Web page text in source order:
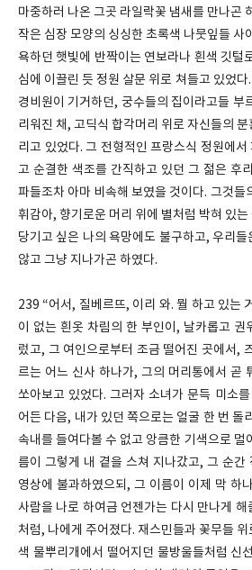
마중하러 나온 그곳 라일락꽃 냄새를 만나곤
작은 심장 모양의 싱싱한 초록색 나뭇잎들 사
욕하던 햇빛에 반짝이는 연보라나 흰색 깃털
심에 이끌린 듯 정원 살문 위로 쳐들고 있었
경비원이 기거하던, 궁수들의 집이라고들 부
리워진 채, 고딕식 합각머리 위로 자신들의
리고 있었다. 그 전형적인 프랑스식 정원에
고 순결한 색조를 간직하고 있던 그 젊은 후
파들조차 아마 비속해 보였을 것이다. 그것들
휘감아, 향기로운 머리 위에 별처럼 박혀 있
당기고 싶은 나의 욕망에도 불구하고, 우리들
않고 그냥 지나가곤 하였다.
239 “어서, 질베르뜨, 이리 와. 뭘 하고 있는
이 없는 흰옷 차림의 한 부인이, 날카롭고 권
렀고, 그 여인으로부터 조금 떨어진 곳에서,
르는 어느 신사 하나가, 그의 머리통에서 곧
쏘아보고 있었다. 그러자 소녀가 문득 미소
어든 다음, 내가 있던 쪽으로는 얼굴 한 번 돌
속내를 들여다볼 수 없고 앙큼한 기색으로 멀
름이 그렇게 내 곁을 스쳐 지나갔고, 그 순간
영상에 불과하였으되, 그 이름이 이제 막 하
사람을 나로 하여금 언젠가는 다시 만나게
처럼, 나에게 주어졌다. 재스민들과 꽃무들
색 물뿌리개에서 떨어지던 물방울들처럼 신